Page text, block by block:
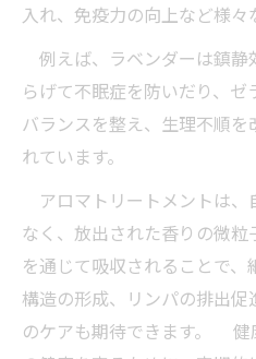
入れ、免疫力の向上など様々
例えば、ラベンダーは鎮静
らげて不眠症を防いだり、
バランスを整え、生理不順
れています。
アロマトリートメントは、
なく、放出された香りの微
を通じて吸収されることで
構造の形成、リンパの排出
のケアも期待できます。 健